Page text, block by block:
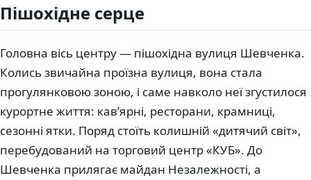
Пішохідне серце
Головна вісь центру — пішохідна вулиця Шевченка.
Колись звичайна проїзна вулиця, вона стала
прогулянковою зоною, і саме навколо неї згустилося
курортне життя: кав’ярні, ресторани, крамниці,
сезонні ятки. Поряд стоїть колишній «дитячий світ»,
перебудований на торговий центр «КУБ». До
Шевченка прилягає майдан Незалежності, а